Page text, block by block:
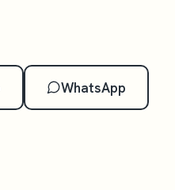
WhatsApp